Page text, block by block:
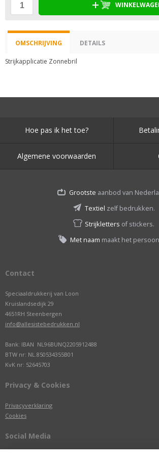
OMSCHRIJVING DETAILS
Strijkapplicatie Zonnebril
Hoe pas ik het toe?
Algemene voorwaarden
Grootste aanbod van
Textiel zelf bedrukken.
Strijkletters of stickers.
Met naam maakt het
Contact
Speciaaldrukkerij van Loon
Kruislandsedijk 29
4651RH Steenbergen
info@allesistebedrukken.nl
Bank: IBAN NL96BUNQ2205912488
BTW nr: NL.850534355B01
KvK nr: 52645703
Privacy & Cookies
Privacyverklaring
Cookies
Social Media